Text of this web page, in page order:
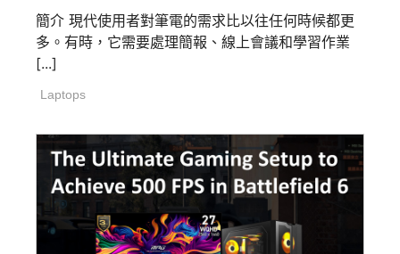
簡介 現代使用者對筆電的需求比以往任何時候都更
多。有時，它需要處理簡報、線上會議和學習作業
[...]
Laptops